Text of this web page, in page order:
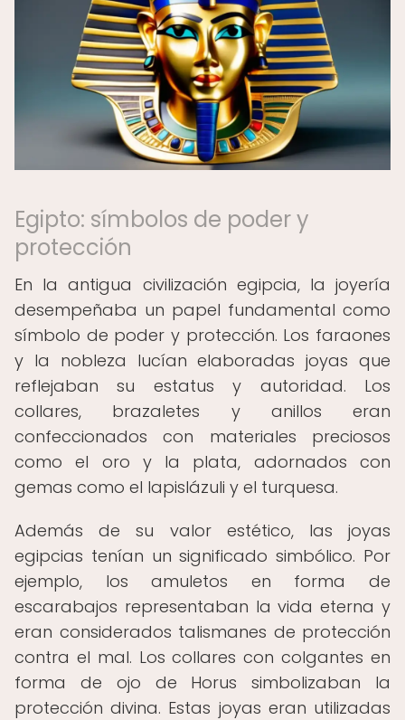
Egipto: símbolos de poder y
protección
En la antigua civilización egipcia, la joyería
desempeñaba un papel fundamental como
símbolo de poder y protección. Los faraones
y la nobleza lucían elaboradas joyas que
reflejaban su estatus y autoridad. Los
collares, brazaletes y anillos eran
confeccionados con materiales preciosos
como el oro y la plata, adornados con
gemas como el lapislázuli y el turquesa.
Además de su valor estético, las joyas
egipcias tenían un significado simbólico. Por
ejemplo, los amuletos en forma de
escarabajos representaban la vida eterna y
eran considerados talismanes de protección
contra el mal. Los collares con colgantes en
forma de ojo de Horus simbolizaban la
protección divina. Estas joyas eran utilizadas